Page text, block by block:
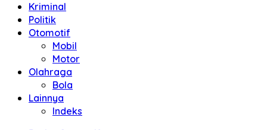
Kriminal
Politik
Otomotif
Mobil
Motor
Olahraga
Bola
Lainnya
Indeks